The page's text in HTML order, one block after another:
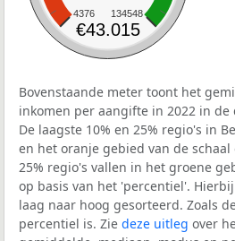
4376 134548
€43.015
Bovenstaande meter toont het
inkomen per aangifte in 2022 in de
De laagste 10% en 25% regio's in
en het oranje gebied van de schaal
25% regio's vallen in het groene
op basis van het 'percentiel'.
laag naar hoog gesorteerd. Zoals
percentiel is. Zie deze uitleg over